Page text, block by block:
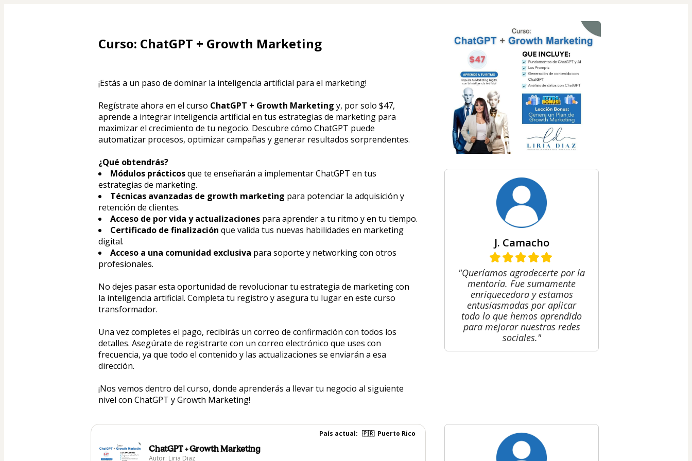
Curso: ChatGPT + Growth Marketing
¡Estás a un paso de dominar la inteligencia artificial para el marketing!
Regístrate ahora en el curso ChatGPT + Growth Marketing y, por solo $47,
aprende a integrar inteligencia artificial en tus estrategias de marketing para
maximizar el crecimiento de tu negocio. Descubre cómo ChatGPT puede
automatizar procesos, optimizar campañas y generar resultados sorprendentes.
¿Qué obtendrás?
Módulos prácticos que te enseñarán a implementar ChatGPT en tus
estrategias de marketing.
Técnicas avanzadas de growth marketing para potenciar la adquisición y
retención de clientes.
Acceso de por vida y actualizaciones para aprender a tu ritmo y en tu tiempo.
Certificado de finalización que valida tus nuevas habilidades en marketing
digital.
Acceso a una comunidad exclusiva para soporte y networking con otros
profesionales.
No dejes pasar esta oportunidad de revolucionar tu estrategia de marketing con
la inteligencia artificial. Completa tu registro y asegura tu lugar en este curso
transformador.
Una vez completes el pago, recibirás un correo de confirmación con todos los
detalles. Asegúrate de registrarte con un correo electrónico que uses con
frecuencia, ya que todo el contenido y las actualizaciones se enviarán a esa
dirección.
¡Nos vemos dentro del curso, donde aprenderás a llevar tu negocio al siguiente
nivel con ChatGPT y Growth Marketing!
J. Camacho
"Queríamos agradecerte por la
mentoría. Fue sumamente
enriquecedora y estamos
entusiasmadas por aplicar
todo lo que hemos aprendido
para mejorar nuestras redes
sociales."
País actual: 🇵🇷 Puerto Rico
ChatGPT + Growth Marketing
Autor: Liria Diaz